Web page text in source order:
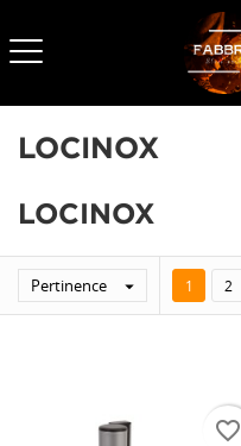
LOCINOX
LOCINOX
Pertinence  1 2
favorite_border